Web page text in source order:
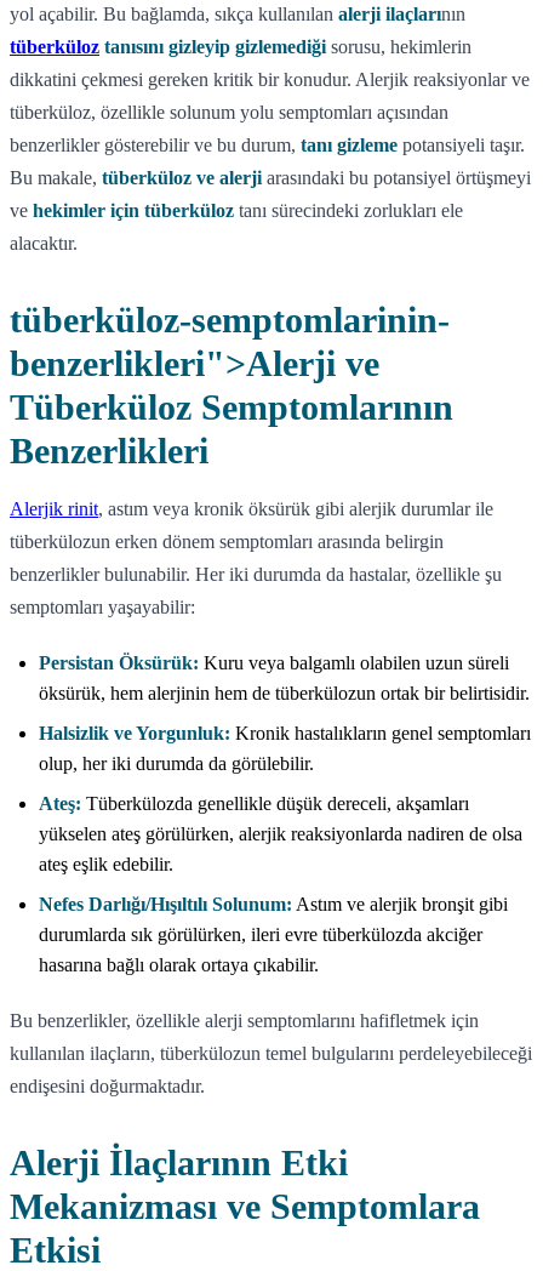
yol açabilir. Bu bağlamda, sıkça kullanılan alerji ilaçlarının
tüberküloz tanısını gizleyip gizlemediği sorusu, hekimlerin
dikkatini çekmesi gereken kritik bir konudur. Alerjik reaksiyonlar ve
tüberküloz, özellikle solunum yolu semptomları açısından
benzerlikler gösterebilir ve bu durum, tanı gizleme potansiyeli taşır.
Bu makale, tüberküloz ve alerji arasındaki bu potansiyel örtüşmeyi
ve hekimler için tüberküloz tanı sürecindeki zorlukları ele
alacaktır.
tüberküloz-semptomlarinin-
benzerlikleri">Alerji ve
Tüberküloz Semptomlarının
Benzerlikleri
Alerjik rinit, astım veya kronik öksürük gibi alerjik durumlar ile
tüberkülozun erken dönem semptomları arasında belirgin
benzerlikler bulunabilir. Her iki durumda da hastalar, özellikle şu
semptomları yaşayabilir:
Persistan Öksürük: Kuru veya balgamlı olabilen uzun süreli
öksürük, hem alerjinin hem de tüberkülozun ortak bir belirtisidir.
Halsizlik ve Yorgunluk: Kronik hastalıkların genel semptomları
olup, her iki durumda da görülebilir.
Ateş: Tüberkülozda genellikle düşük dereceli, akşamları
yükselen ateş görülürken, alerjik reaksiyonlarda nadiren de olsa
ateş eşlik edebilir.
Nefes Darlığı/Hışıltılı Solunum: Astım ve alerjik bronşit gibi
durumlarda sık görülürken, ileri evre tüberkülozda akciğer
hasarına bağlı olarak ortaya çıkabilir.
Bu benzerlikler, özellikle alerji semptomlarını hafifletmek için
kullanılan ilaçların, tüberkülozun temel bulgularını perdeleyebileceği
endişesini doğurmaktadır.
Alerji İlaçlarının Etki
Mekanizması ve Semptomlara
Etkisi